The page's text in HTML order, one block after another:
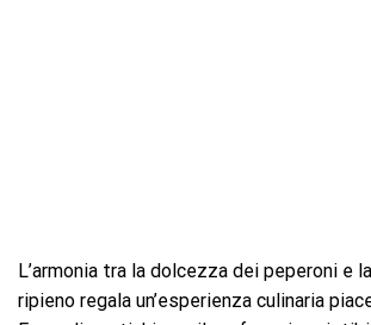
L’armonia tra la dolcezza dei peperoni e
ripieno regala un’esperienza culinaria